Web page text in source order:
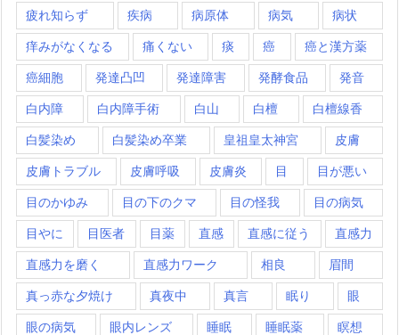
疲れ知らず 疾病 病原体 病気 病状
痒みがなくなる 痛くない 痰 癌 癌と漢方薬
癌細胞 発達凸凹 発達障害 発酵食品 発音
白内障 白内障手術 白山 白檀 白檀線香
白髪染め 白髪染め卒業 皇祖皇太神宮 皮膚
皮膚トラブル 皮膚呼吸 皮膚炎 目 目が悪い
目のかゆみ 目の下のクマ 目の怪我 目の病気
目やに 目医者 目薬 直感 直感に従う 直感力
直感力を磨く 直感力ワーク 相良 眉間
真っ赤な夕焼け 真夜中 真言 眠り 眼
眼の病気 眼内レンズ 睡眠 睡眠薬 瞑想